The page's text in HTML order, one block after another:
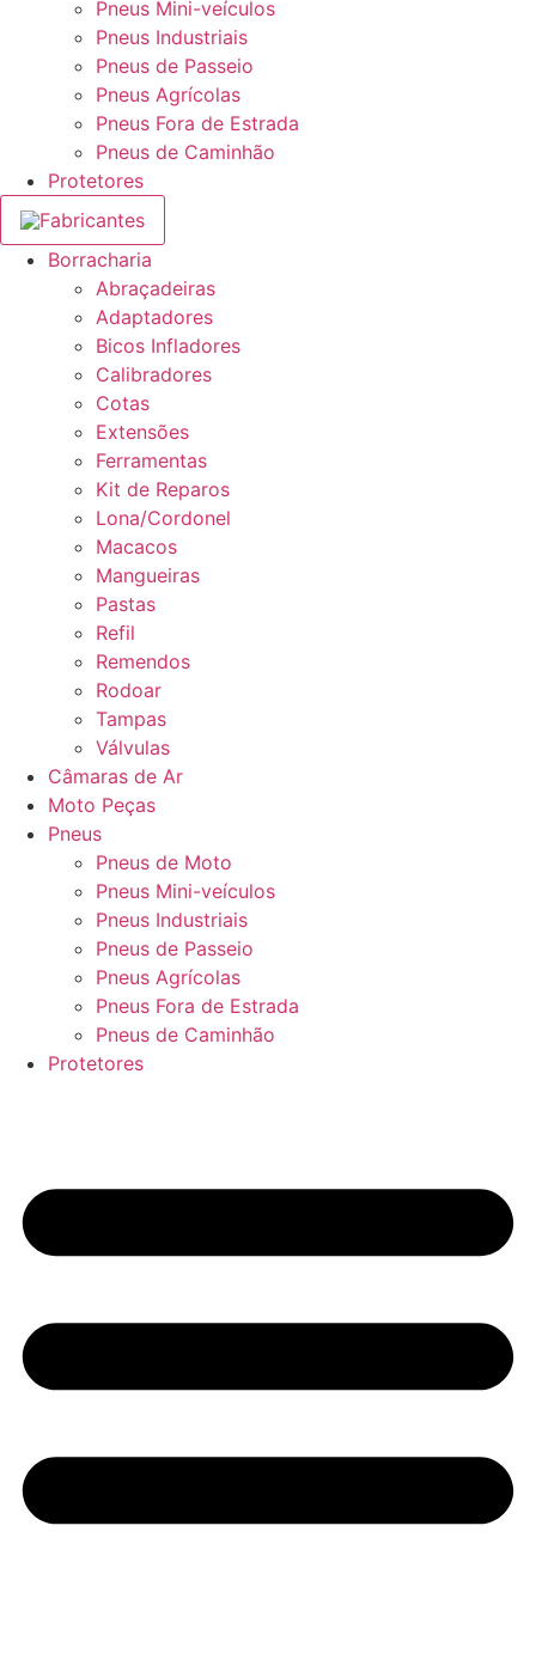
Pneus Mini-veículos
Pneus Industriais
Pneus de Passeio
Pneus Agrícolas
Pneus Fora de Estrada
Pneus de Caminhão
Protetores
Fabricantes
Borracharia
Abraçadeiras
Adaptadores
Bicos Infladores
Calibradores
Cotas
Extensões
Ferramentas
Kit de Reparos
Lona/Cordonel
Macacos
Mangueiras
Pastas
Refil
Remendos
Rodoar
Tampas
Válvulas
Câmaras de Ar
Moto Peças
Pneus
Pneus de Moto
Pneus Mini-veículos
Pneus Industriais
Pneus de Passeio
Pneus Agrícolas
Pneus Fora de Estrada
Pneus de Caminhão
Protetores